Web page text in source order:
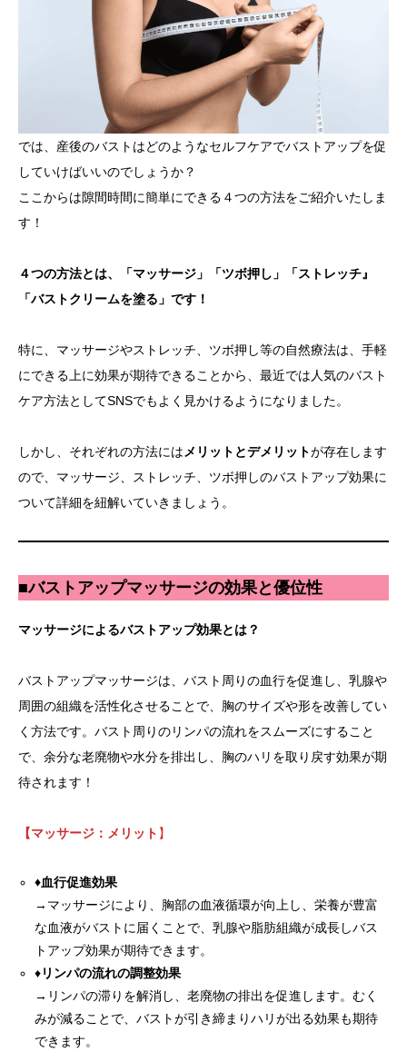
では、産後のバストはどのようなセルフケアでバストアップを促
していけばいいのでしょうか？
ここからは隙間時間に簡単にできる４つの方法をご紹介いたしま
す！
４つの方法とは、「マッサージ」「ツボ押し」「ストレッチ』
「バストクリームを塗る」です！
特に、マッサージやストレッチ、ツボ押し等の自然療法は、手軽
にできる上に効果が期待できることから、最近では人気のバスト
ケア方法としてSNSでもよく見かけるようになりました。
しかし、それぞれの方法にはメリットとデメリットが存在します
ので、マッサージ、ストレッチ、ツボ押しのバストアップ効果に
ついて詳細を紐解いていきましょう。
■バストアップマッサージの効果と優位性
マッサージによるバストアップ効果とは？
バストアップマッサージは、バスト周りの血行を促進し、乳腺や
周囲の組織を活性化させることで、胸のサイズや形を改善してい
く方法です。バスト周りのリンパの流れをスムーズにすること
で、余分な老廃物や水分を排出し、胸のハリを取り戻す効果が期
待されます！
【マッサージ：メリット 】
♦血行促進効果
→マッサージにより、胸部の血液循環が向上し、栄養が豊富
な血液がバストに届くことで、乳腺や脂肪組織が成長しバス
トアップ効果が期待できます。
♦リンパの流れの調整効果
→リンパの滞りを解消し、老廃物の排出を促進します。むく
みが減ることで、バストが引き締まりハリが出る効果も期待
できます。